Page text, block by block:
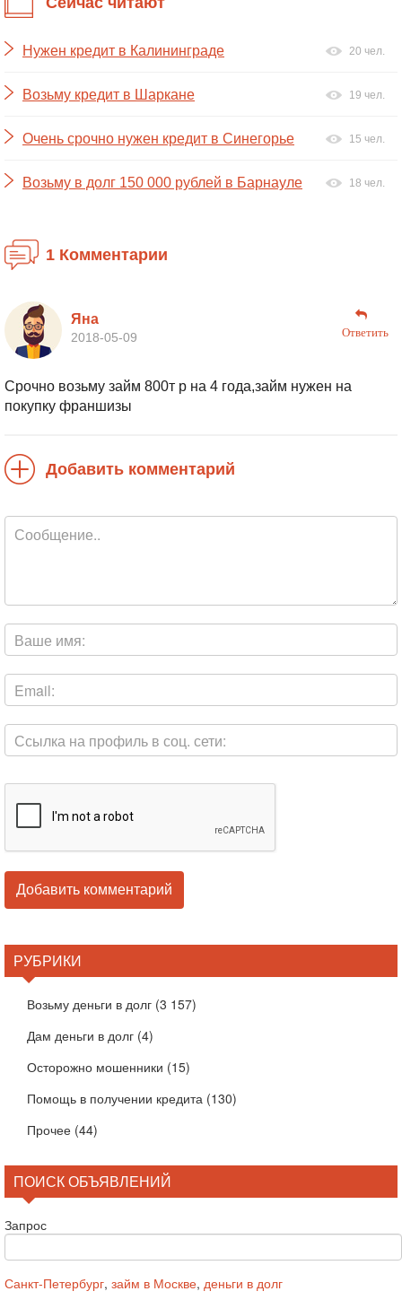
Нужен кредит в Калининграде 20 чел.
Возьму кредит в Шаркане 19 чел.
Очень срочно нужен кредит в Синегорье 15 чел.
Возьму в долг 150 000 рублей в Барнауле 18 чел.
1 Комментарии
Яна
2018-05-09 Ответить
Срочно возьму займ 800т р на 4 года,займ нужен на
покупку франшизы
Добавить комментарий
РУБРИКИ
Возьму деньги в долг (3 157)
Дам деньги в долг (4)
Осторожно мошенники (15)
Помощь в получении кредита (130)
Прочее (44)
ПОИСК ОБЪЯВЛЕНИЙ
Запрос
Санкт-Петербург, займ в Москве, деньги в долг